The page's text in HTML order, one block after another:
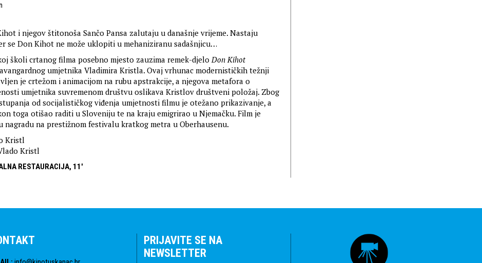
i njegov štitonoša Sančo Pansa zalutaju u današnje vrijeme. Nastaju
se Don Kihot ne može uklopiti u mehaniziranu sadašnjicu…
školi crtanog filma posebno mjesto zauzima remek-djeloDon Kihot
umjetnika Vladimira Kristla. Ovaj vrhunac modernističkih težnji
je crtežom i animacijom na rubu apstrakcije, a njegova metafora o
umjetnika suvremenom društvu oslikava Kristlov društveni položaj. Zbog
od socijalističkog viđenja umjetnosti filmu je otežano prikazivanje, a
toga otišao raditi u Sloveniju te na kraju emigrirao u Njemačku. Film je
nagradu na prestižnom festivalu kratkog metra u Oberhausenu.
Kristl
Kristl
RESTAURACIJA, 11'
PRIJAVITE SE NA
NEWSLETTER